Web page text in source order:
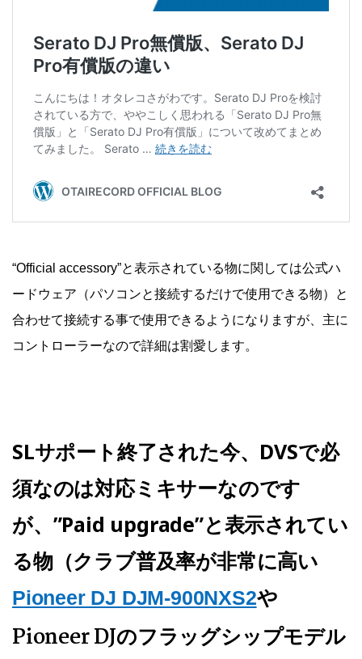
“Official accessory”と表示されている物に関しては公式ハ
ードウェア（パソコンと接続するだけで使用できる物）と
合わせて接続する事で使用できるようになりますが、主に
コントローラーなので詳細は割愛します。
SLサポート終了された今、DVSで必
須なのは対応ミキサーなのです
が、”Paid upgrade”と表示されてい
る物（クラブ普及率が非常に高い
Pioneer DJ DJM-900NXS2や
Pioneer DJのフラッグシップモデル